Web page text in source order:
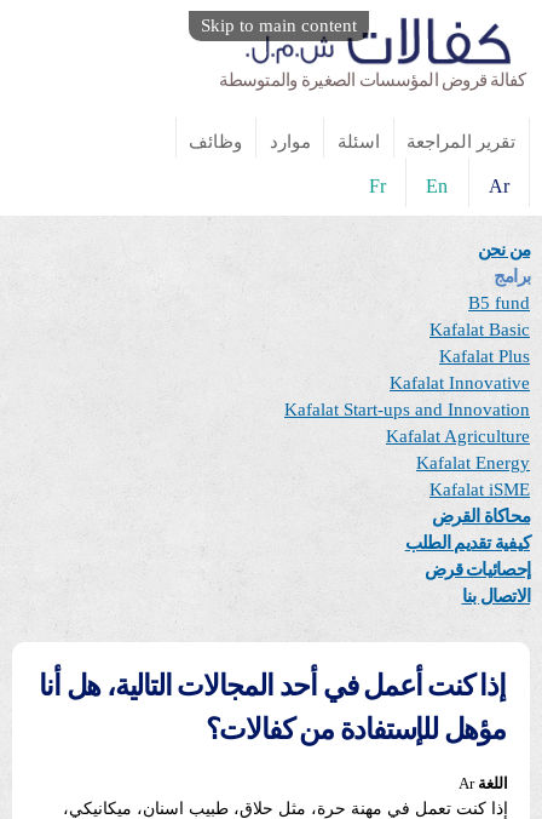
Skip to main content
كفالة قروض المؤسسات الصغيرة والمتوسطة
تقرير المراجعة اسئلة موارد وظائف
Ar
En
Fr
من نحن
برامج
B5 fund
Kafalat Basic
Kafalat Plus
Kafalat Innovative
Kafalat Start-ups and Innovation
Kafalat Agriculture
Kafalat Energy
Kafalat iSME
محاكاة القرض
كيفية تقديم الطلب
إحصائيات قرض
الاتصال بنا
إذا كنت أعمل في أحد المجالات التالية، هل أنا
مؤهل للإستفادة من كفالات؟
اللغةAr
إذا كنت تعمل في مهنة حرة، مثل حلاق، طبيب اسنان، ميكانيكي،